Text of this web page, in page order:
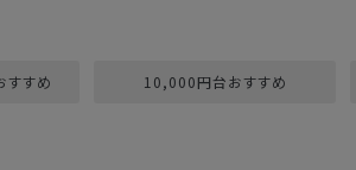
すめ 10,000円台おすすめ